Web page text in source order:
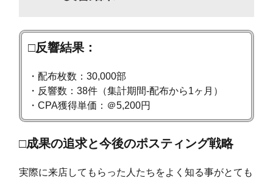
□反響結果：
・配布枚数：30,000部
・反響数：38件（集計期間-配布から1ヶ月）
・CPA獲得単価：＠5,200円
□成果の追求と今後のポスティング戦略
実際に来店してもらった人たちをよく知る事がとても